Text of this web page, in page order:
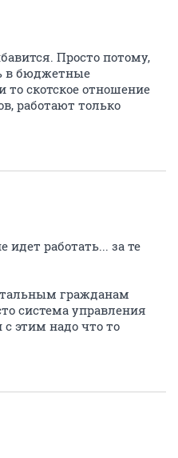
Просто потому,
в бюджетные
скотское отношение
работают только
идет работать... за те
гражданам
система управления
этим надо что то